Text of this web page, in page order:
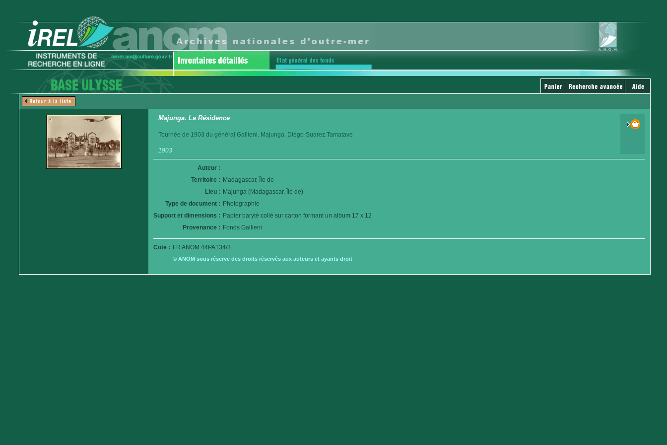
Majunga. La Résidence
Tournée de 1903 du général Gallieni. Majunga. Diégo-Suarez.Tamatave
1903
Auteur :
Territoire : Madagascar, Île de
Lieu : Majunga (Madagascar, Île de)
Type de document : Photographie
Support et dimensions : Papier baryté collé sur carton formant un album 17 x 12
Provenance : Fonds Gallieni
Cote : FR ANOM 44PA134/3
© ANOM sous réserve des droits réservés aux auteurs et ayants droit